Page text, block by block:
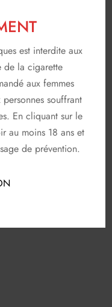
est interdite aux
de la cigarette
aux femmes
souffrant
En cliquant sur le
au moins 18 ans et
de prévention.